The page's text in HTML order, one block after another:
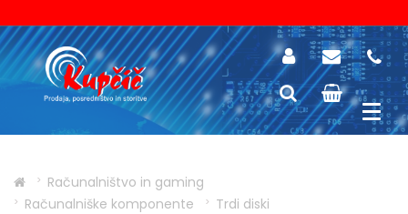
Računalništvo in gaming
Računalniške komponente
Trdi diski